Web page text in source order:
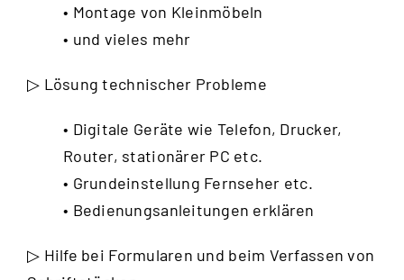
• Montage von Kleinmöbeln
• und vieles mehr
▷ Lösung technischer Probleme
• Digitale Geräte wie Telefon, Drucker,
Router, stationärer PC etc.
• Grundeinstellung Fernseher etc.
• Bedienungsanleitungen erklären
▷ Hilfe bei Formularen und beim Verfassen von